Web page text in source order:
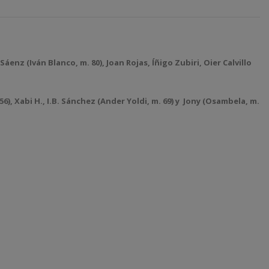
(Iván Blanco, m. 80), Joan Rojas, Íñigo Zubiri, Oier Calvillo
Xabi H., I.B. Sánchez (Ander Yoldi, m. 69) y Jony (Osambela, m.